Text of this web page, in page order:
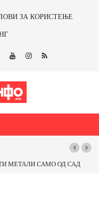
ЗА КОРИСТЕЊЕ
МЕТАЛИ САМО ОД САД